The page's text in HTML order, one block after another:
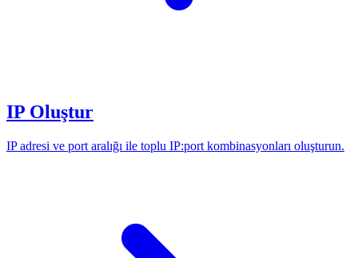
IP Oluştur
IP adresi ve port aralığı ile toplu IP:port kombinasyonları oluşturun.